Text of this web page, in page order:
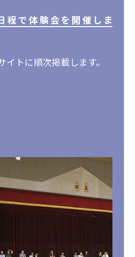
程で体験会を開催しま
イトに順次掲載します。